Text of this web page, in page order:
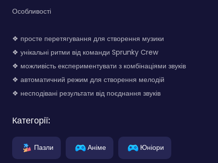
Особливості
❖ просте перетягування для створення музики
❖ унікальні ритми від команди Sprunky Crew
❖ можливість експериментувати з комбінаціями звуків
❖ автоматичний режим для створення мелодій
❖ несподівані результати від поєднання звуків
Категорії:
Пазли Аніме Юніори